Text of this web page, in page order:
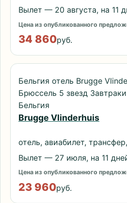
Вылет — 20 августа, на 11
Цена из опубликованного
34 860руб.
Бельгия отель Brugge
Брюссель 5 звезд Завтраки
Бельгия
Brugge Vlinderhuis
отель, авиабилет,
Вылет — 27 июля, на 11
Цена из опубликованного
23 960руб.